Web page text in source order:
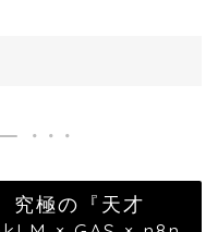
究極の『天才